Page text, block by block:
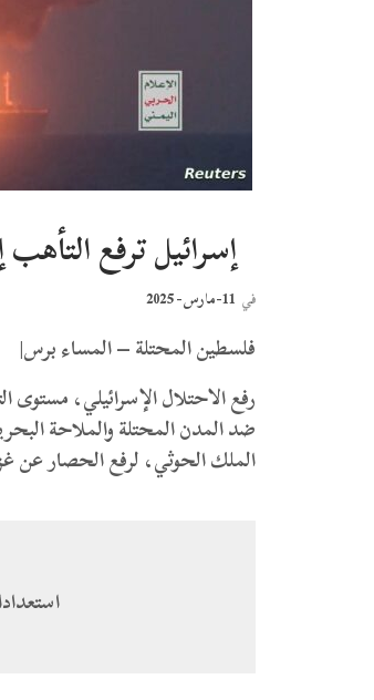
إسرائيل ترفع
في 11-مارس- 2025
فلسطين المحتلة – المساء برس|
رفع الاحتلال الإسرائيلي،
ضد المدن المحتلة والملاحة
الملك الحوثي، لرفع الحصار عن